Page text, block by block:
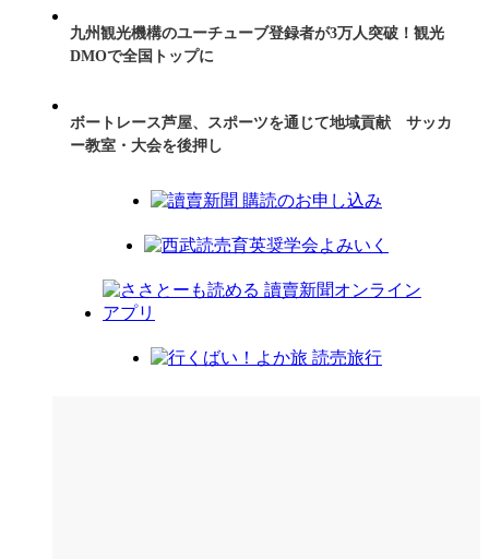
九州観光機構のユーチューブ登録者が3万人突破！観光
DMOで全国トップに
ボートレース芦屋、スポーツを通じて地域貢献 サッカ
ー教室・大会を後押し